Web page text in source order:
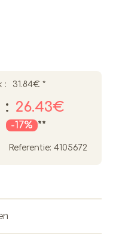
: 31.84€ *
: 26.43€
-17% **
Referentie: 4105672